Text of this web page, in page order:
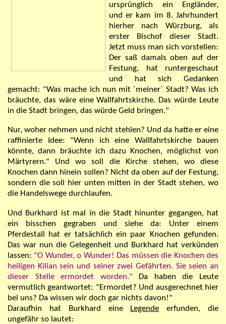
ursprünglich ein Engländer,
und er kam im 8. Jahrhundert
hierher nach Würzburg, als
erster Bischof dieser Stadt.
Jetzt muss man sich vorstellen:
Der saß damals oben auf der
Festung, hat runtergeschaut
und hat sich Gedanken
gemacht: "Was mache ich nun mit ´meiner` Stadt? Was ich
bräuchte, das wäre eine Wallfahrtskirche. Das würde Leute
in die Stadt bringen, das würde Geld bringen."
Nur, woher nehmen und nicht stehlen? Und da hatte er eine
raffinierte Idee: "Wenn ich eine Wallfahrtskirche bauen
könnte, dann bräuchte ich dazu Knochen, möglichst von
Märtyrern." Und wo soll die Kirche stehen, wo diese
Knochen dann hinein sollen? Nicht da oben auf der Festung,
sondern die soll hier unten mitten in der Stadt stehen, wo
die Handelswege durchlaufen.
Und Burkhard ist mal in die Stadt hinunter gegangen, hat
ein bisschen gegraben und siehe da: Unter einem
Pferdestall hat er tatsächlich ein paar Knochen gefunden.
Das war nun die Gelegenheit und Burkhard hat verkünden
lassen: "O Wunder, o Wunder! Das müssen die Knochen des
heiligen Kilian sein und seiner zwei Gefährten. Sie seien an
dieser Stelle ermordet worden." Da haben die Leute
vermutlich geantwortet: "Ermordet? Und ausgerechnet hier
bei uns? Da wissen wir doch gar nichts davon!"
Daraufhin hat Burkhard eine Legende erfunden, die
ungefähr so lautet: